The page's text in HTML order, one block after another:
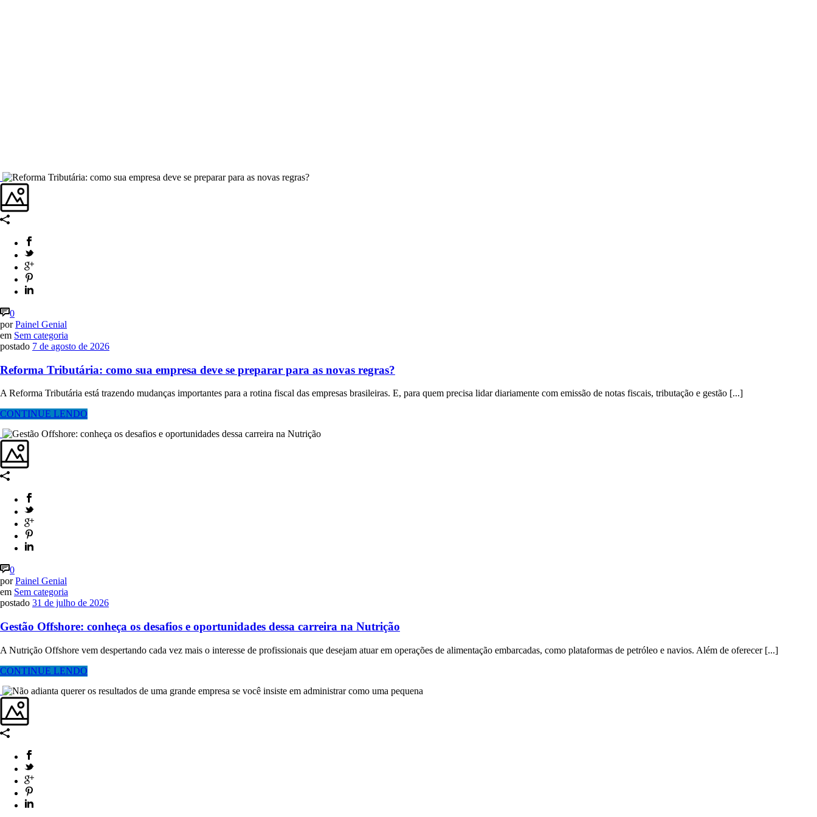
0
porPainel Genial
em Sem categoria
postado 7 de agosto de 2026
Reforma Tributária: como sua empresa deve se preparar para as novas regras?
A Reforma Tributária está trazendo mudanças importantes para a rotina fiscal das empresas brasileiras. E, para quem precisa lidar diariamente com emissão de notas fiscais, tributação e gestão [...]
CONTINUE LENDO
0
porPainel Genial
em Sem categoria
postado 31 de julho de 2026
Gestão Offshore: conheça os desafios e oportunidades dessa carreira na Nutrição
A Nutrição Offshore vem despertando cada vez mais o interesse de profissionais que desejam atuar em operações de alimentação embarcadas, como plataformas de petróleo e navios. Além de oferecer [...]
CONTINUE LENDO